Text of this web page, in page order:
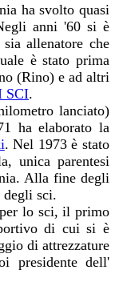
ha svolto quasi
anni '60 si è
allenatore che
è stato prima
(Rino) e ad altri
SCI.
lanciato)
ha elaborato la
. Nel 1973 è stato
unica parentesi
Alla fine degli
degli sci.
lo sci, il primo
di cui si è
di attrezzature
presidente dell'